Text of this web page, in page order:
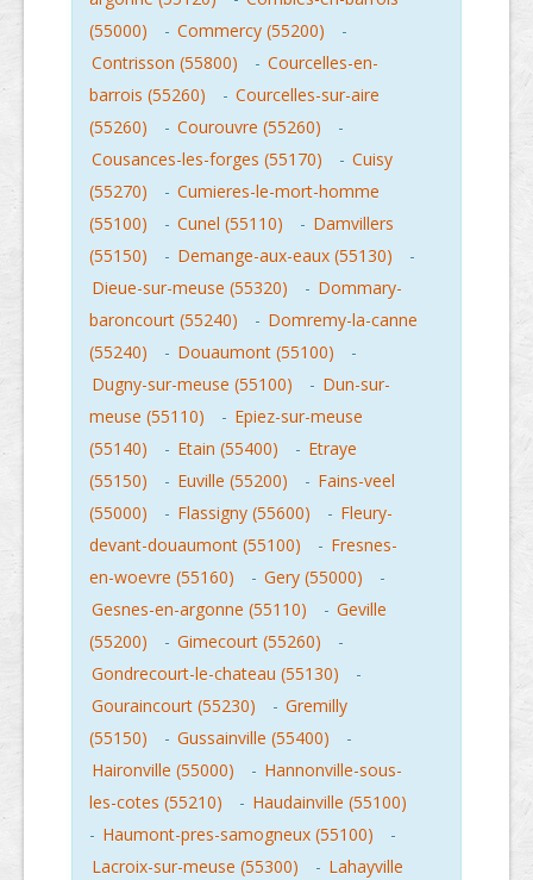
(55000)
- Commercy (55200)
-
Contrisson (55800)
- Courcelles-en-
barrois (55260)
- Courcelles-sur-aire
(55260)
- Courouvre (55260)
-
Cousances-les-forges (55170)
- Cuisy
(55270)
- Cumieres-le-mort-homme
(55100)
- Cunel (55110) - Damvillers
(55150)
- Demange-aux-eaux (55130)
-
Dieue-sur-meuse (55320)
- Dommary-
baroncourt (55240)
- Domremy-la-canne
(55240)
- Douaumont (55100)
-
Dugny-sur-meuse (55100)
- Dun-sur-
meuse (55110)
- Epiez-sur-meuse
(55140)
- Etain (55400) - Etraye
(55150)
- Euville (55200) - Fains-veel
(55000)
- Flassigny (55600) - Fleury-
devant-douaumont (55100)
- Fresnes-
en-woevre (55160)
- Gery (55000)
-
Gesnes-en-argonne (55110)
- Geville
(55200)
- Gimecourt (55260)
-
Gondrecourt-le-chateau (55130)
-
Gouraincourt (55230)
- Gremilly
(55150)
- Gussainville (55400)
-
Haironville (55000)
- Hannonville-sous-
les-cotes (55210)
- Haudainville (55100)
- Haumont-pres-samogneux (55100)
-
Lacroix-sur-meuse (55300)
- Lahayville